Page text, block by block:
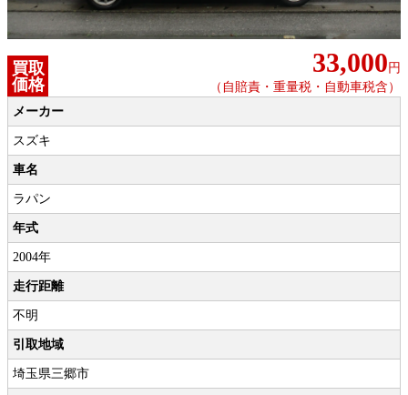
買取
価格
33,000 円
（自賠責・重量税・自動車税含）
メーカー
スズキ
車名
ラパン
年式
2004年
走行距離
不明
引取地域
埼玉県三郷市